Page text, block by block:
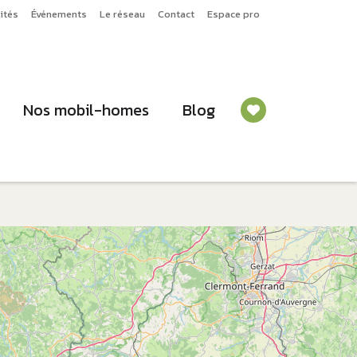
Événements Le réseau Contact Espace pro
Nos mobil-homes Blog